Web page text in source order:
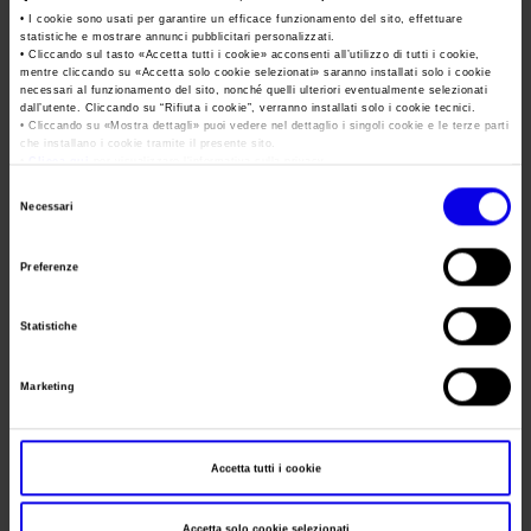
• I cookie sono usati per garantire un efficace funzionamento del sito, effettuare
statistiche e mostrare annunci pubblicitari personalizzati.
• Cliccando sul tasto «Accetta tutti i cookie» acconsenti all’utilizzo di tutti i cookie,
mentre cliccando su «Accetta solo cookie selezionati» saranno installati solo i cookie
necessari al funzionamento del sito, nonché quelli ulteriori eventualmente selezionati
dall’utente. Cliccando su “ Rifiuta i cookie”, verranno installati solo i cookie tecnici.
• Cliccando su «Mostra dettagli» puoi vedere nel dettaglio i singoli cookie e le terze parti
che installano i cookie tramite il presente sito.
Necessari
Preferenze
Statistiche
Marketing
Accetta tutti i cookie
Numeri della fiera
Carta dei Valori
Parità di genere
Modello di Organizzazione, Gestione e Controllo
Bilanci Societari
Accredito Stampa Marmomac 2026
Servizi in quartiere per la stampa
Contatti Ufficio Stampa
Lavora con noi
Contatti
Data
14/05/2026 - 16/05/2026
Frequenza
Annual
Website
https://www.wine2asia.net/en/
E-mail
china@veronafiere.it
organizzativa
Fax
Website